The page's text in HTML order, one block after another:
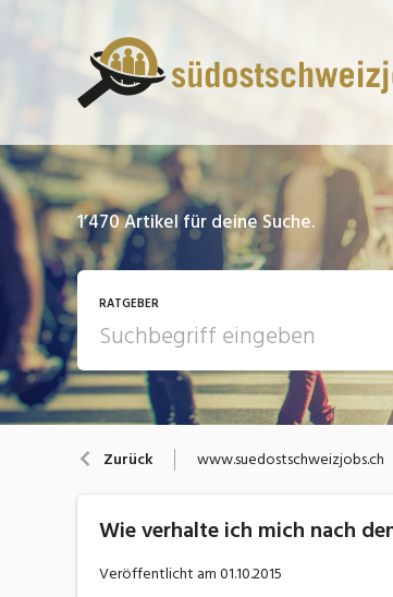
1’470Artikel für deine Suche.
RATGEBER
13 Fragen - 13 Antworten
Bewerbung / Rekrutierung
Zurück www.suedostschweizjobs.ch
Wie verhalte ich mich nach
Veröffentlicht am01.10.2015